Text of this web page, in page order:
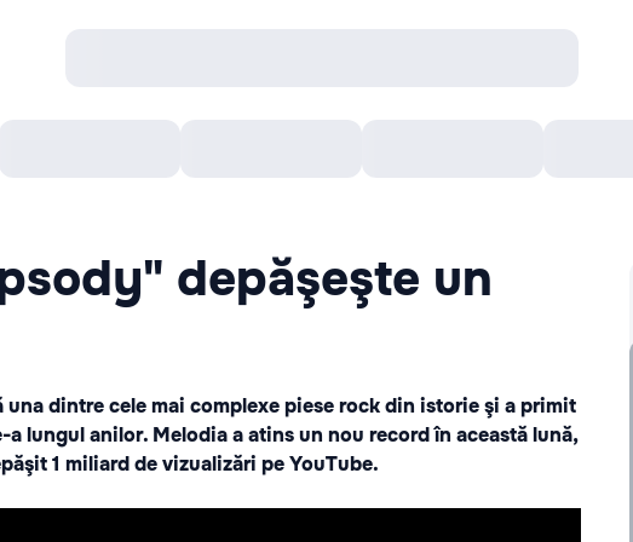
depăşeşte un
dintre cele mai complexe piese rock din istorie şi a primit
lungul anilor. Melodia a atins un nou record în această lună,
1 miliard de vizualizări pe YouTube.